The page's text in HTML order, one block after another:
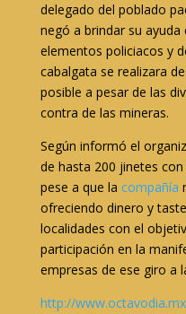
delegado del poblado
negó a brindar su
elementos policiacos y
cabalgata se realizara
posible a pesar de las
contra de las mineras.
Según informó el
de hasta 200 jinetes
pese a que la compañía
ofreciendo dinero y
localidades con el
participación en la
empresas de ese giro a
http://